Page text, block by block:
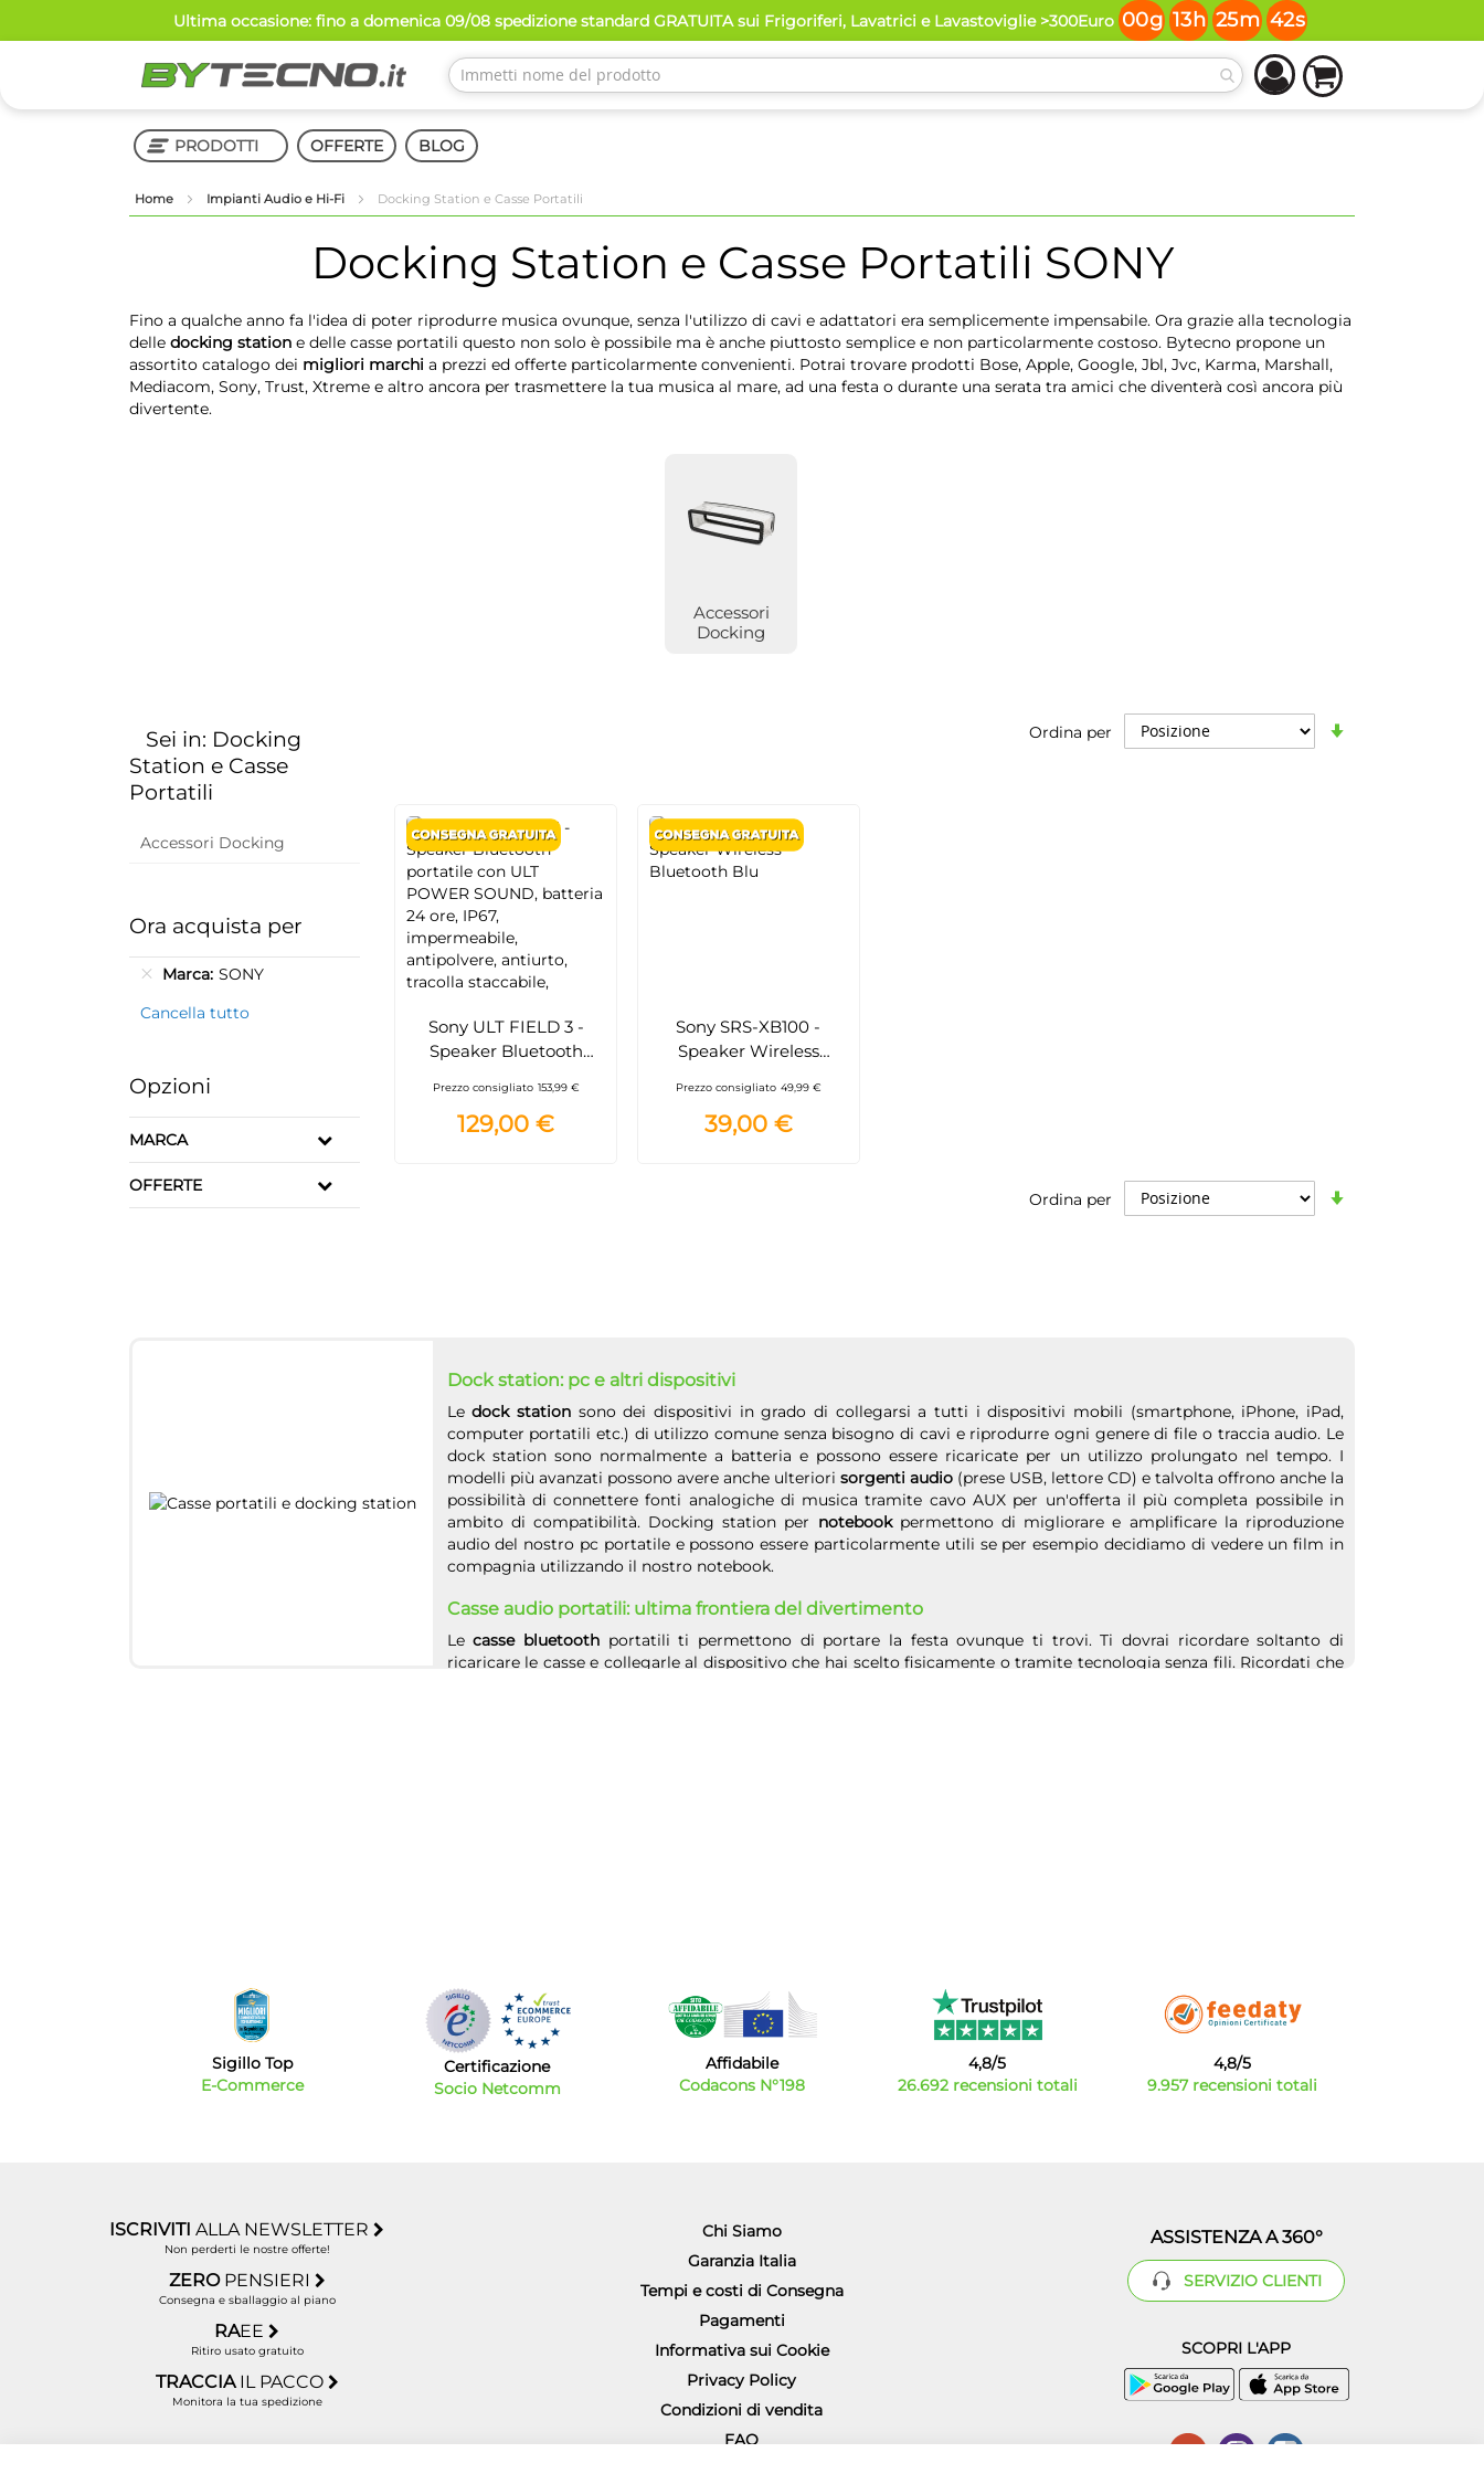
contenuto
Ultima occasione: fino a domenica 09/08 spedizione standard GRATUITA sui Frigoriferi, Lavatrici e Lavastoviglie >300Euro 00g 13h 25m 41s
PRODOTTI OFFERTE BLOG
Home Impianti Audio e Hi-Fi Docking Station e Casse Portatili
Docking Station e Casse Portatili SONY
Fino a qualche anno fa l'idea di poter riprodurre musica ovunque, senza l'utilizzo di cavi e adattatori era semplicemente impensabile. Ora grazie alla tecnologia
delle docking station e delle casse portatili questo non solo è possibile ma è anche piuttosto semplice e non particolarmente costoso. Bytecno propone un
assortito catalogo dei migliori marchi a prezzi ed offerte particolarmente convenienti. Potrai trovare prodotti Bose, Apple, Google, Jbl, Jvc, Karma, Marshall,
Mediacom, Sony, Trust, Xtreme e altro ancora per trasmettere la tua musica al mare, ad una festa o durante una serata tra amici che diventerà così ancora più
divertente.
Accessori
Docking
Ordina per
Sony ULT FIELD 3 -
Speaker Bluetooth
POWER SOUND,
batteria 24 ore, IP67,
Prezzo consigliato 153,99 €
129,00 €
Sony SRS-XB100 -
Speaker Wireless
Prezzo consigliato 49,99 €
39,00 €
Ordina per
Sei in: Docking
Station e Casse
Portatili
Accessori Docking
Ora acquista per
Marca SONY
Cancella tutto
Opzioni
MARCA
OFFERTE
Dock station: pc e altri dispositivi
Ledock stationsono dei dispositivi in grado di collegarsi a tutti i dispositivi mobili (smartphone, iPhone, iPad,
computer portatili etc.) di utilizzo comune senza bisogno di cavi e riprodurre ogni genere di file o traccia audio. Le
dock station sono normalmente a batteria e possono essere ricaricate per un utilizzo prolungato nel tempo. I
modelli più avanzati possono avere anche ulteriori sorgenti audio(prese USB, lettore CD) e talvolta offrono anche la
possibilità di connettere fonti analogiche di musica tramite cavo AUX per un'offerta il più completa possibile in
ambito di compatibilità. Docking station per notebookpermettono di migliorare e amplificare la riproduzione
audio del nostro pc portatile e possono essere particolarmente utili se per esempio decidiamo di vedere un film in
compagnia utilizzando il nostro notebook.
Casse audio portatili: ultima frontiera del divertimento
Lecasse bluetoothportatili ti permettono di portare la festa ovunque ti trovi. Ti dovrai ricordare soltanto di
ricaricare le casse e collegarle al dispositivo che hai scelto fisicamente o tramite tecnologia senza fili. Ricordati che
Sigillo Top
E-Commerce
Certificazione
Socio Netcomm
Affidabile
Codacons N°198
4,8/5
26.692 recensioni totali
4,8/5
9.957 recensioni totali
ISCRIVITIALLA NEWSLETTER
Non perderti le nostre offerte!
ZERO PENSIERI
Consegna e sballaggio al piano
RAEE
Ritiro usato gratuito
TRACCIA IL PACCO
Monitora la tua spedizione
Chi Siamo
Garanzia Italia
Tempi e costi di Consegna
Pagamenti
Informativa sui Cookie
Privacy Policy
Condizioni di vendita
FAQ
ASSISTENZA A 360°
SERVIZIO CLIENTI
SCOPRI L'APP